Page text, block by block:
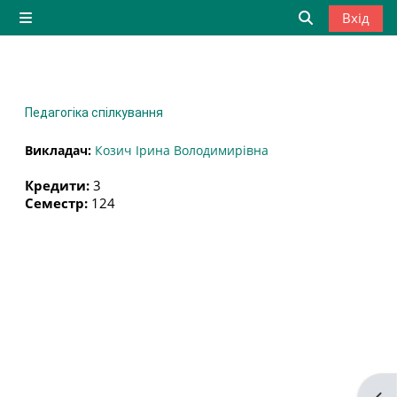
Перейти до головного вмісту
Бокова панель
Вхід
Педагогіка спілкування
Викладач: Козич Ірина Володимирівна
Кредити: 3
Семестр: 124